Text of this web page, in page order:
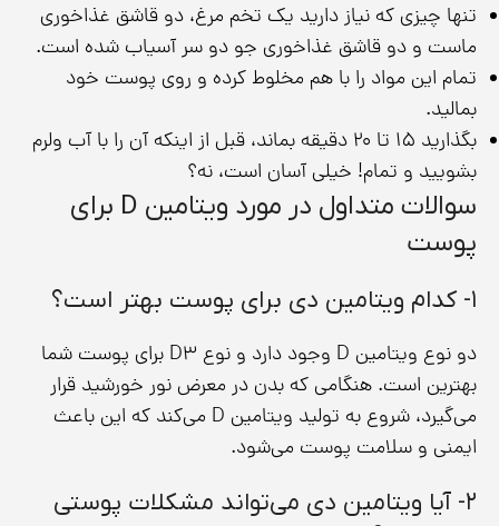
تنها چیزی که نیاز دارید یک تخم مرغ، دو قاشق غذاخوری
ماست و دو قاشق غذاخوری جو دو سر آسیاب شده است.
تمام این مواد را با هم مخلوط کرده و روی پوست خود
بمالید.
بگذارید ۱۵ تا ۲۰ دقیقه بماند، قبل از اینکه آن را با آب ولرم
بشویید و تمام! خیلی آسان است، نه؟
سوالات متداول در مورد ویتامین D برای
پوست
۱- کدام ویتامین دی برای پوست بهتر است؟
دو نوع ویتامین D وجود دارد و نوع D3 برای پوست شما
بهترین است. هنگامی که بدن در معرض نور خورشید قرار
می‌گیرد، شروع به تولید ویتامین D می‌کند که این باعث
ایمنی و سلامت پوست می‌شود.
۲- آیا ویتامین دی می‌تواند مشکلات پوستی